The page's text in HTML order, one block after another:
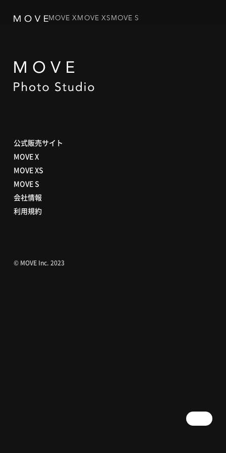
MOVE XMOVE XSMOVE S
公式販売サイト
MOVE X
MOVE XS
MOVE S
会社情報
利用規約
© MOVE Inc. 2023